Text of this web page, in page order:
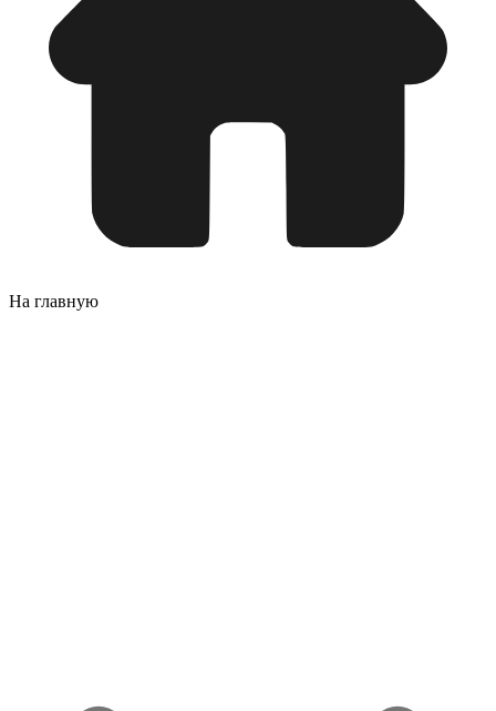
На главную